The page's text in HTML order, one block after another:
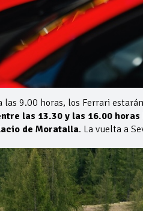
las 9.00 horas, los Ferrari
las 13.30 y las 16.00 horas
de Moratalla. La vuelta a